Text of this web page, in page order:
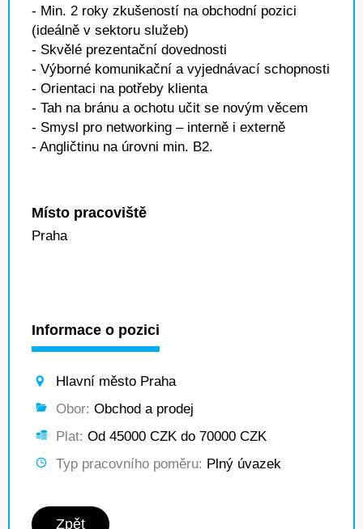
- Min. 2 roky zkušeností na obchodní pozici
(ideálně v sektoru služeb)
- Skvělé prezentační dovednosti
- Výborné komunikační a vyjednávací schopnosti
- Orientaci na potřeby klienta
- Tah na bránu a ochotu učit se novým věcem
- Smysl pro networking – interně i externě
- Angličtinu na úrovni min. B2.
Místo pracoviště
Praha
Informace o pozici
Hlavní město Praha
Obor: Obchod a prodej
Plat: Od 45000 CZK do 70000 CZK
Typ pracovního poměru: Plný úvazek
Zpět